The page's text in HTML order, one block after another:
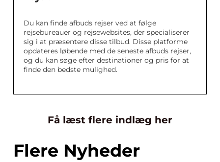
Du kan finde afbuds rejser ved at følge
rejsebureauer og rejsewebsites, der specialiserer
sig i at præsentere disse tilbud. Disse platforme
opdateres løbende med de seneste afbuds rejser,
og du kan søge efter destinationer og pris for at
finde den bedste mulighed.
Få læst flere indlæg her
Flere Nyheder